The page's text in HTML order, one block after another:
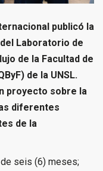
publicó la
Laboratorio de
de la Facultad de
de la UNSL.
proyecto sobre la
diferentes
de la
seis (6) meses;